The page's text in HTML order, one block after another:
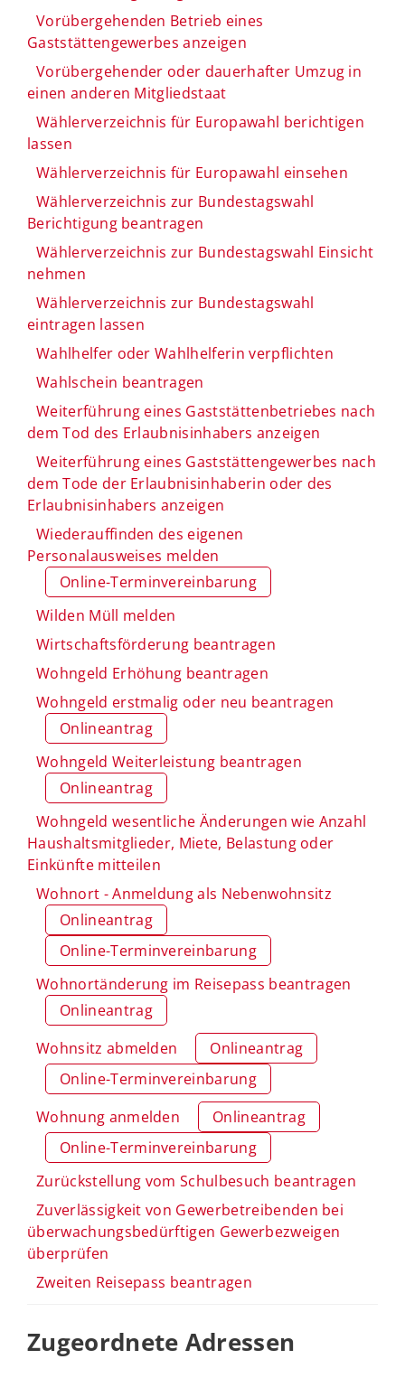
Vorübergehenden Betrieb eines
Gaststättengewerbes anzeigen
Vorübergehender oder dauerhafter Umzug in
einen anderen Mitgliedstaat
Wählerverzeichnis für Europawahl berichtigen
lassen
Wählerverzeichnis für Europawahl einsehen
Wählerverzeichnis zur Bundestagswahl
Berichtigung beantragen
Wählerverzeichnis zur Bundestagswahl Einsicht
nehmen
Wählerverzeichnis zur Bundestagswahl
eintragen lassen
Wahlhelfer oder Wahlhelferin verpflichten
Wahlschein beantragen
Weiterführung eines Gaststättenbetriebes nach
dem Tod des Erlaubnisinhabers anzeigen
Weiterführung eines Gaststättengewerbes nach
dem Tode der Erlaubnisinhaberin oder des
Erlaubnisinhabers anzeigen
Wiederauffinden des eigenen
Personalausweises melden
Online-Terminvereinbarung
Wilden Müll melden
Wirtschaftsförderung beantragen
Wohngeld Erhöhung beantragen
Wohngeld erstmalig oder neu beantragen
Onlineantrag
Wohngeld Weiterleistung beantragen
Onlineantrag
Wohngeld wesentliche Änderungen wie Anzahl
Haushaltsmitglieder, Miete, Belastung oder
Einkünfte mitteilen
Wohnort - Anmeldung als Nebenwohnsitz
Onlineantrag
Online-Terminvereinbarung
Wohnortänderung im Reisepass beantragen
Onlineantrag
Wohnsitz abmelden
Onlineantrag
Online-Terminvereinbarung
Wohnung anmelden
Onlineantrag
Online-Terminvereinbarung
Zurückstellung vom Schulbesuch beantragen
Zuverlässigkeit von Gewerbetreibenden bei
überwachungsbedürftigen Gewerbezweigen
überprüfen
Zweiten Reisepass beantragen
Zugeordnete Adressen